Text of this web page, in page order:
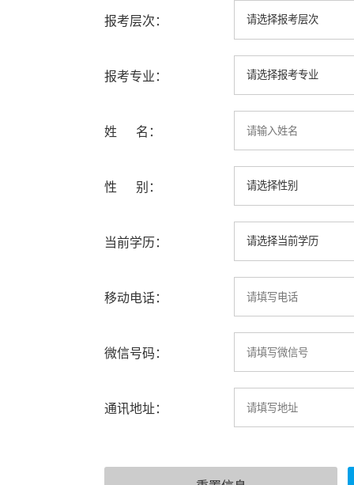
报考层次：
报考专业：
姓 名：
性 别：
当前学历：
移动电话：
微信号码：
通讯地址：